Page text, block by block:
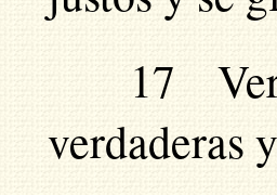
17
verdaderas